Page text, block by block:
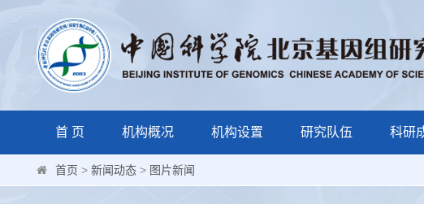
首 页 机构概况 机构设置 研究队伍 科研
首页 > 新闻动态 > 图片新闻